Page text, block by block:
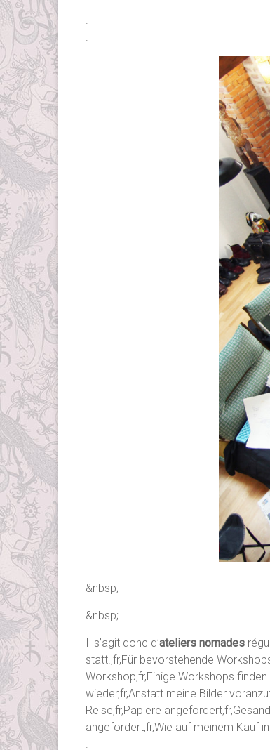
.
.
&nbsp;
&nbsp;
Il s’agit donc d’ateliers nomades
statt.,fr,Für bevorstehende
Workshop,fr,Einige Workshops
wieder,fr,Anstatt meine Bilder
Reise,fr,Papiere
angefordert,fr,Wie auf meinem Kauf
.